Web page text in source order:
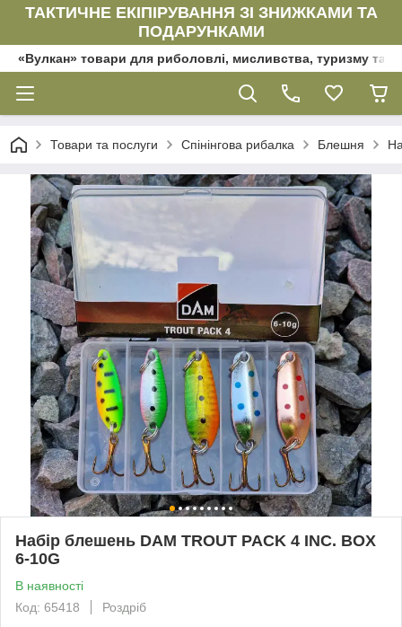
ТАКТИЧНЕ ЕКІПІРУВАННЯ ЗІ ЗНИЖКАМИ ТА
ПОДАРУНКАМИ
«Вулкан» товари для риболовлі, мисливства, туризму та
Товари та послуги Спінінгова рибалка Блешня
Набір блешень DAM TROUT PACK 4 INC. BOX
6-10G
В наявності
Код: 65418
Роздріб